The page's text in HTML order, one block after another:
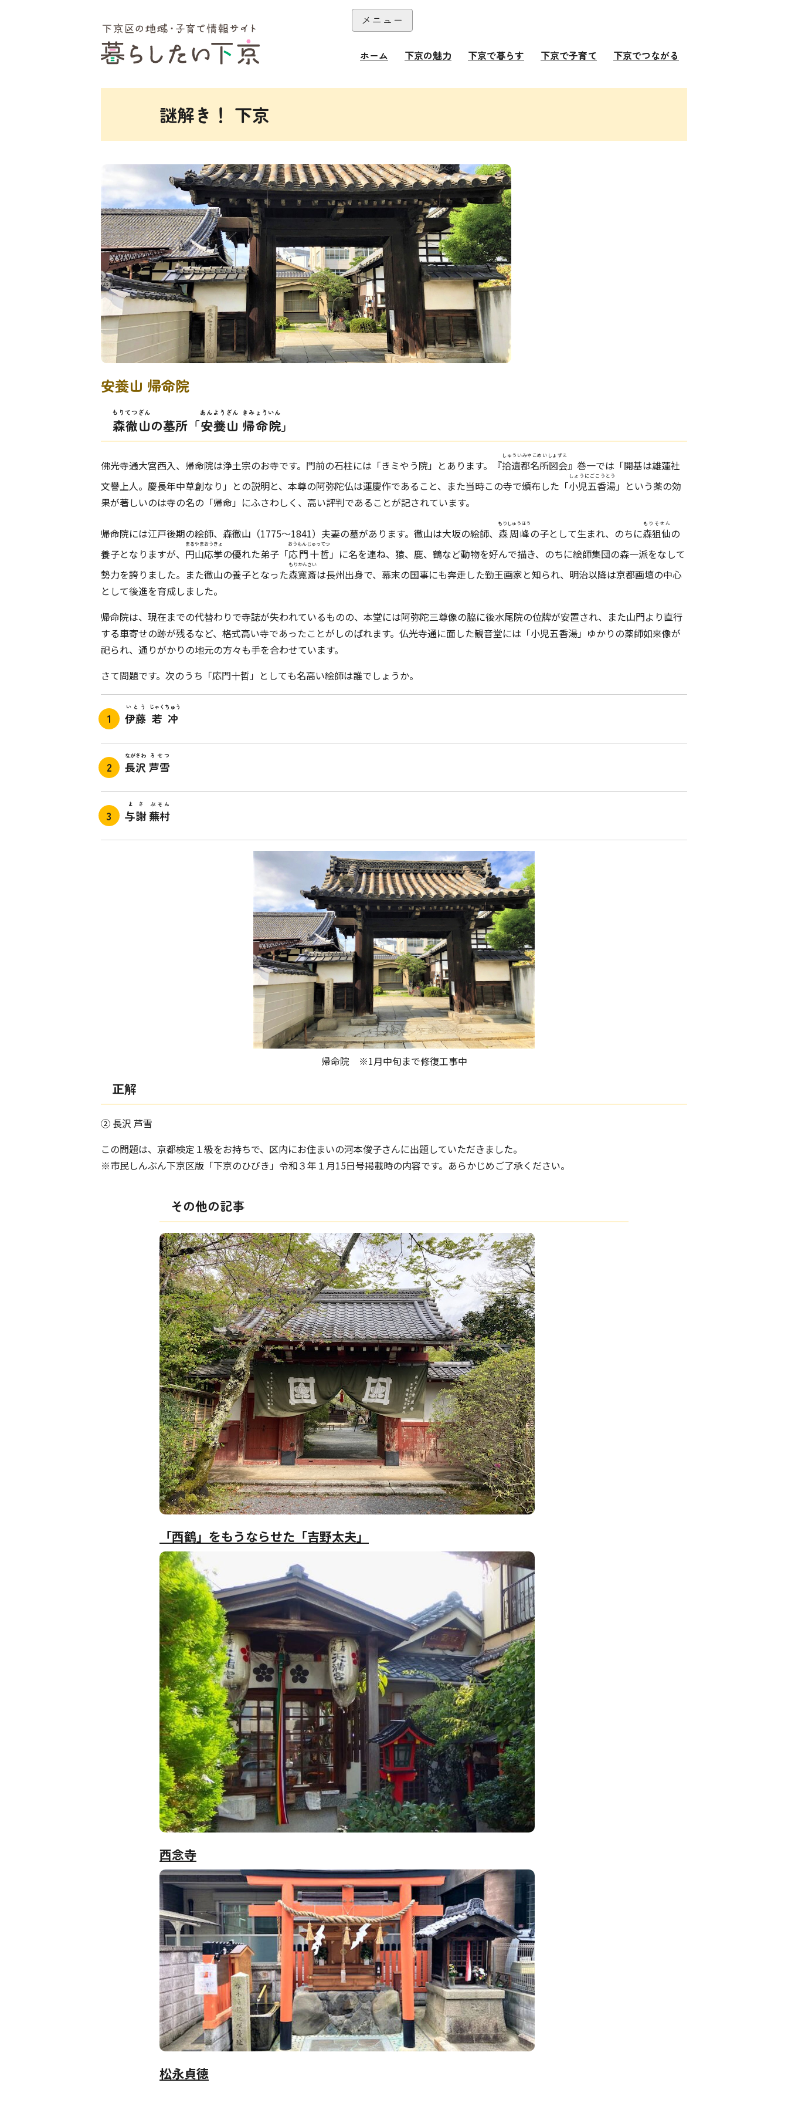
本文へ
メニュー
ホーム 下京の魅力 下京で暮らす 下京で子育て 下京でつながる
謎解き！ 下京
安養山 帰命院
森徹山
もりてつざん
の墓所「安養山
あんようざん
帰命院
きみょういん
」
佛光寺通大宮西入、帰命院は浄土宗のお寺です。門前の石柱には「きミやう院」とあります。『拾遺都名所図会
しゅういみやこめいしょずえ
』巻一では「開基は雄蓮社
文譽上人。慶長年中草創なり」との説明と、本尊の阿弥陀仏は運慶作であること、また当時この寺で頒布した「小児五香湯
しょうにごこうとう
」という薬の効
果が著しいのは寺の名の「帰命」にふさわしく、高い評判であることが記されています。
帰命院には江戸後期の絵師、森徹山（1775〜1841）夫妻の墓があります。徹山は大坂の絵師、 森周峰
もりしゅうほう
の子として生まれ、のちに森狙仙
もりそせん
の
養子となりますが、 円山応挙
まるやまおうきょ
の優れた弟子「応門十哲
おうもんじゅってつ
」に名を連ね、猿、鹿、鶴など動物を好んで描き、のちに絵師集団の森一派をなして
勢力を誇りました。また徹山の養子となった森寛斎
もりかんさい
は長州出身で、幕末の国事にも奔走した勤王画家と知られ、明治以降は京都画壇の中心
として後進を育成しました。
帰命院は、現在までの代替わりで寺誌が失われているものの、本堂には阿弥陀三尊像の脇に後水尾院の位牌が安置され、また山門より直行
する車寄せの跡が残るなど、格式高い寺であったことがしのばれます。仏光寺通に面した観音堂には「小児五香湯」ゆかりの薬師如来像が
祀られ、通りがかりの地元の方々も手を合わせています。
さて問題です。次のうち「応門十哲」としても名高い絵師は誰でしょうか。
伊藤
いとう
若冲
じゃくちゅう
長沢
ながさわ
芦雪
ろせつ
与謝
よさ
蕪村
ぶそん
帰命院 ※1月中旬まで修復工事中
正解
② 長沢 芦雪
この問題は、京都検定１級をお持ちで、区内にお住まいの河本俊子さんに出題していただきました。
※市民しんぶん下京区版「下京のひびき」令和３年１月15日号掲載時の内容です。あらかじめご了承ください。
その他の記事
「西鶴」をもうならせた「吉野太夫」
西念寺
松永貞徳